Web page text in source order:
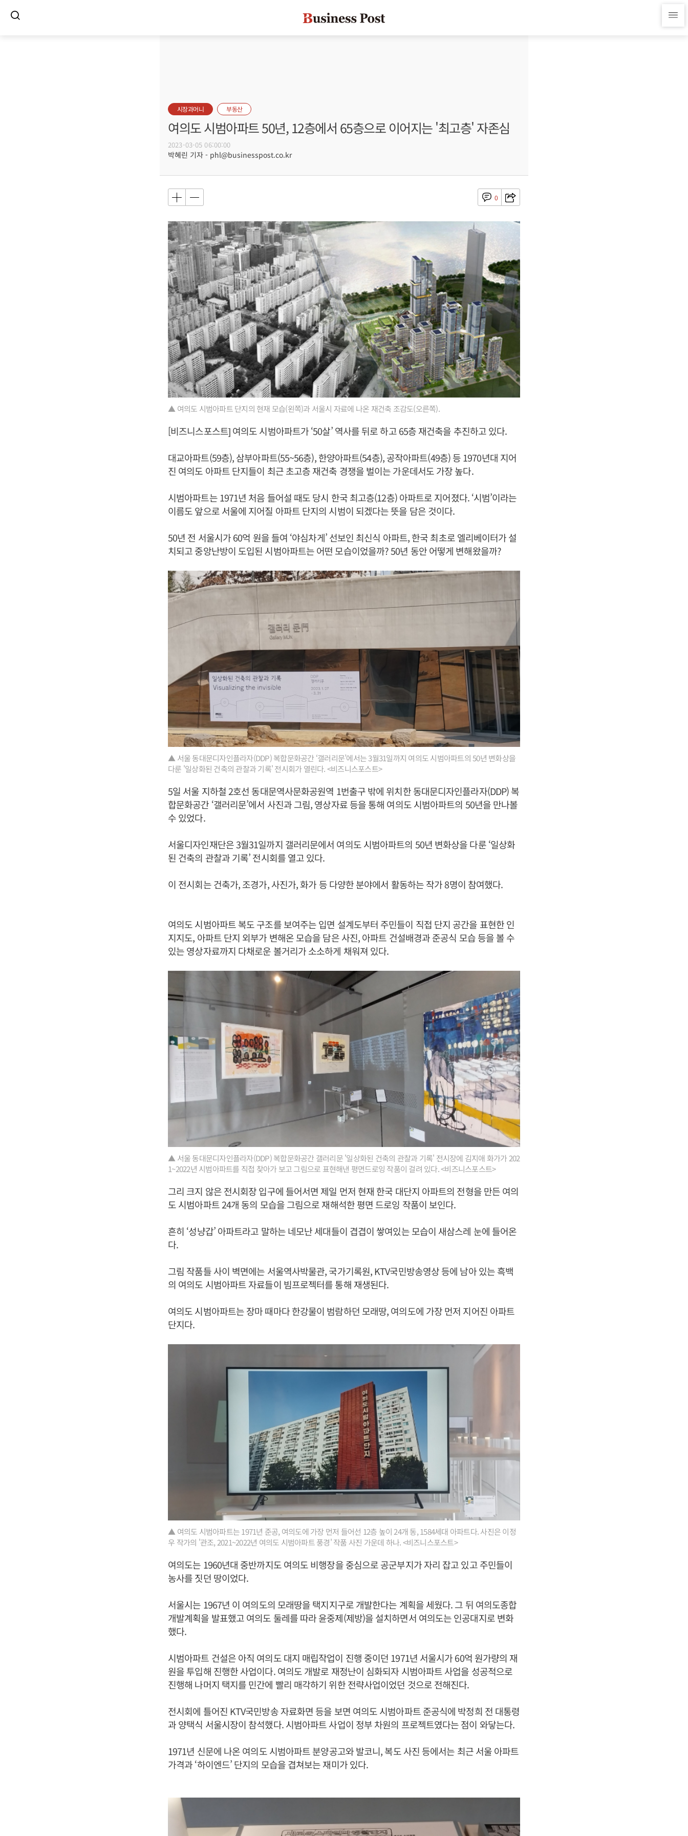
시장과머니 부동산
여의도 시범아파트 50년, 12층에서 65층으로 이어지는 '최고층' 자존심
2023-03-05 06:00:00
박혜린 기자 - phl@businesspost.co.kr
0
▲ 여의도 시범아파트 단지의 현재 모습(왼쪽)과 서울시 자료에 나온 재건축 조감도(오른쪽).
[비즈니스포스트] 여의도 시범아파트가 ‘50살’ 역사를 뒤로 하고 65층 재건축을 추진하고 있다.
대교아파트(59층), 삼부아파트(55~56층), 한양아파트(54층), 공작아파트(49층) 등 1970년대 지어
진 여의도 아파트 단지들이 최근 초고층 재건축 경쟁을 벌이는 가운데서도 가장 높다.
시범아파트는 1971년 처음 들어설 때도 당시 한국 최고층(12층) 아파트로 지어졌다. ‘시범’이라는
이름도 앞으로 서울에 지어질 아파트 단지의 시범이 되겠다는 뜻을 담은 것이다.
50년 전 서울시가 60억 원을 들여 ‘야심차게’ 선보인 최신식 아파트, 한국 최초로 엘리베이터가 설
치되고 중앙난방이 도입된 시범아파트는 어떤 모습이었을까? 50년 동안 어떻게 변해왔을까?
▲ 서울 동대문디자인플라자(DDP) 복합문화공간 ‘갤러리문’에서는 3월31일까지 여의도 시범아파트의 50년 변화상을
다룬 '일상화된 건축의 관찰과 기록' 전시회가 열린다. <비즈니스포스트>
5일 서울 지하철 2호선 동대문역사문화공원역 1번출구 밖에 위치한 동대문디자인플라자(DDP) 복
합문화공간 ‘갤러리문’에서 사진과 그림, 영상자료 등을 통해 여의도 시범아파트의 50년을 만나볼
수 있었다.
서울디자인재단은 3월31일까지 갤러리문에서 여의도 시범아파트의 50년 변화상을 다룬 ‘일상화
된 건축의 관찰과 기록’ 전시회를 열고 있다.
이 전시회는 건축가, 조경가, 사진가, 화가 등 다양한 분야에서 활동하는 작가 8명이 참여했다.
여의도 시범아파트 복도 구조를 보여주는 입면 설계도부터 주민들이 직접 단지 공간을 표현한 인
지지도, 아파트 단지 외부가 변해온 모습을 담은 사진, 아파트 건설배경과 준공식 모습 등을 볼 수
있는 영상자료까지 다채로운 볼거리가 소소하게 채워져 있다.
▲ 서울 동대문디자인플라자(DDP) 복합문화공간 갤러리문 '일상화된 건축의 관찰과 기록' 전시장에 김지애 화가가 202
1~2022년 시범아파트를 직접 찾아가 보고 그림으로 표현해낸 평면드로잉 작품이 걸려 있다. <비즈니스포스트>
그리 크지 않은 전시회장 입구에 들어서면 제일 먼저 현재 한국 대단지 아파트의 전형을 만든 여의
도 시범아파트 24개 동의 모습을 그림으로 재해석한 평면 드로잉 작품이 보인다.
흔히 ‘성냥갑’ 아파트라고 말하는 네모난 세대들이 겹겹이 쌓여있는 모습이 새삼스레 눈에 들어온
다.
그림 작품들 사이 벽면에는 서울역사박물관, 국가기록원, KTV국민방송영상 등에 남아 있는 흑백
의 여의도 시범아파트 자료들이 빔프로젝터를 통해 재생된다.
여의도 시범아파트는 장마 때마다 한강물이 범람하던 모래땅, 여의도에 가장 먼저 지어진 아파트
단지다.
▲ 여의도 시범아파트는 1971년 준공, 여의도에 가장 먼저 들어선 12층 높이 24개 동, 1584세대 아파트다. 사진은 이정
우 작가의 '관조, 2021~2022년 여의도 시범아파트 풍경' 작품 사진 가운데 하나. <비즈니스포스트>
여의도는 1960년대 중반까지도 여의도 비행장을 중심으로 공군부지가 자리 잡고 있고 주민들이
농사를 짓던 땅이었다.
서울시는 1967년 이 여의도의 모래땅을 택지지구로 개발한다는 계획을 세웠다. 그 뒤 여의도종합
개발계획을 발표했고 여의도 둘레를 따라 윤중제(제방)을 설치하면서 여의도는 인공대지로 변화
했다.
시범아파트 건설은 아직 여의도 대지 매립작업이 진행 중이던 1971년 서울시가 60억 원가량의 재
원을 투입해 진행한 사업이다. 여의도 개발로 재정난이 심화되자 시범아파트 사업을 성공적으로
진행해 나머지 택지를 민간에 빨리 매각하기 위한 전략사업이었던 것으로 전해진다.
전시회에 틀어진 KTV국민방송 자료화면 등을 보면 여의도 시범아파트 준공식에 박정희 전 대통령
과 양택식 서울시장이 참석했다. 시범아파트 사업이 정부 차원의 프로젝트였다는 점이 와닿는다.
1971년 신문에 나온 여의도 시범아파트 분양공고와 발코니, 복도 사진 등에서는 최근 서울 아파트
가격과 ‘하이엔드’ 단지의 모습을 겹쳐보는 재미가 있다.